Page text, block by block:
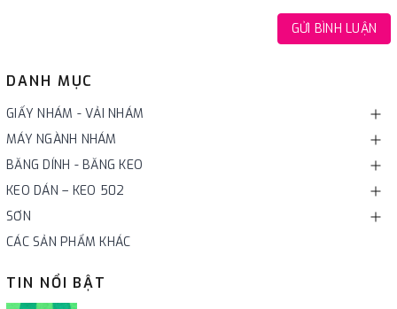
DANH MỤC
GIẤY NHÁM - VẢI NHÁM
MÁY NGÀNH NHÁM
BĂNG DÍNH - BĂNG KEO
KEO DÁN – KEO 502
SƠN
CÁC SẢN PHẨM KHÁC
TIN NỔI BẬT
GỬI BÌNH LUẬN